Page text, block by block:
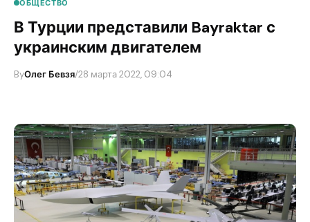
ОБЩЕСТВО
В Турции представили Bayraktar с
украинским двигателем
ByОлег Бевзя/28 марта 2022, 09:04